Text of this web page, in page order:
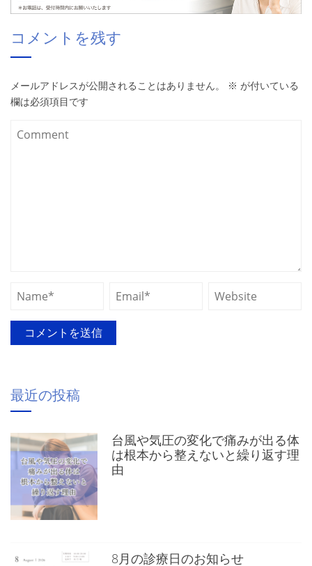
コメントを残す
メールアドレスが公開されることはありません。 ※ が付いている
欄は必須項目です
最近の投稿
台風や気圧の変化で痛みが出る体
は根本から整えないと繰り返す理
由
8月の診療日のお知らせ